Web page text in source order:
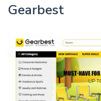
Gearbest